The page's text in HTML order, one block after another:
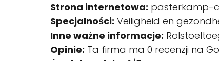
Strona internetowa: pasterkamp-
Specjalności: Veiligheid en
Inne ważne informacje:
Opinie: Ta firma ma 0 recenzji na